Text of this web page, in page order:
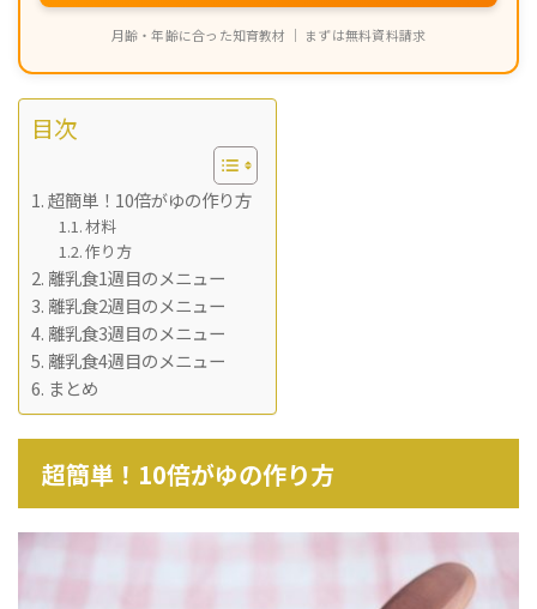
月齢・年齢に合った知育教材 ｜ まずは無料資料請求
目次
超簡単！10倍がゆの作り方
材料
作り方
離乳食1週目のメニュー
離乳食2週目のメニュー
離乳食3週目のメニュー
離乳食4週目のメニュー
まとめ
超簡単！10倍がゆの作り方